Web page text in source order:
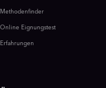
Methodenfinder
Online Eignungstest
Erfahrungen